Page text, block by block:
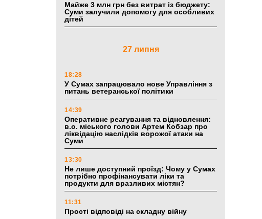
Майже 3 млн грн без витрат із бюджету:
Суми залучили допомогу для особливих
дітей
27 липня
18:28
У Сумах запрацювало нове Управління з
питань ветеранської політики
14:39
Оперативне реагування та відновлення:
в.о. міського голови Артем Кобзар про
ліквідацію наслідків ворожої атаки на
Суми
13:30
Не лише доступний проїзд: Чому у Сумах
потрібно профінансувати ліки та
продукти для вразливих містян?
11:31
Прості відповіді на складну війну